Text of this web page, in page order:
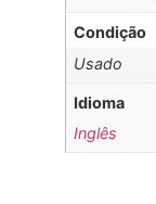
Condição
Usado
Idioma
Inglês